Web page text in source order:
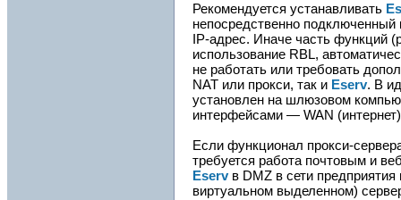
Рекомендуется устанавливать
непосредственно
IP-адрес. Иначе часть функций
использование RBL,
не работать или требовать
NAT или прокси, так и Eserv. В
установлен на шлюзовом
интерфейсами — WAN
Если функционал прокси-
требуется работа почтовым и
Eservв DMZ в сети
виртуальном выделенном)